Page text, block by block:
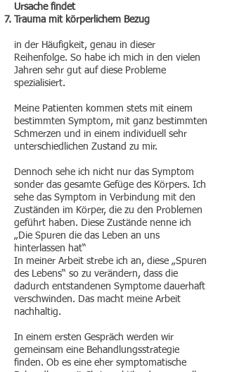
Ursache findet
Trauma mit körperlichem Bezug
in der Häufigkeit, genau in dieser
Reihenfolge. So habe ich mich in den vielen
Jahren sehr gut auf diese Probleme
spezialisiert.
Meine Patienten kommen stets mit einem
bestimmten Symptom, mit ganz bestimmten
Schmerzen und in einem individuell sehr
unterschiedlichen Zustand zu mir.
Dennoch sehe ich nicht nur das Symptom
sonder das gesamte Gefüge des Körpers. Ich
sehe das Symptom in Verbindung mit den
Zuständen im Körper, die zu den Problemen
geführt haben. Diese Zustände nenne ich
„Die Spuren die das Leben an uns
hinterlassen hat“
In meiner Arbeit strebe ich an, diese „Spuren
des Lebens“ so zu verändern, dass die
dadurch entstandenen Symptome dauerhaft
verschwinden. Das macht meine Arbeit
nachhaltig.
In einem ersten Gespräch werden wir
gemeinsam eine Behandlungsstrategie
finden. Ob es eine eher symptomatische